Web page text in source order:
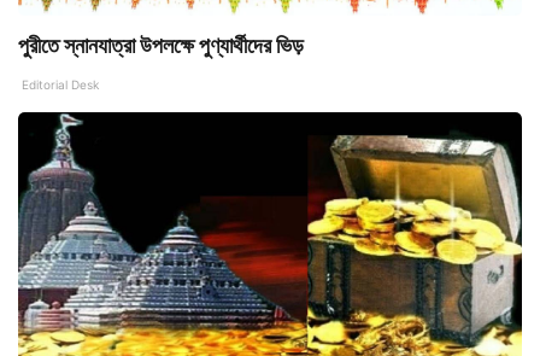
পুরীতে স্নানযাত্রা উপলক্ষে পুণ্যার্থীদের ভিড়
Editorial Desk